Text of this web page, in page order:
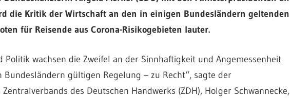
die Kritik der Wirtschaft an den in einigen Bundesländern geltenden
für Reisende aus Corona-Risikogebieten lauter.
Politik wachsen die Zweifel an der Sinnhaftigkeit und Angemessenheit
Bundesländern gültigen Regelung – zu Recht“, sagte der
des Deutschen Handwerks (ZDH), Holger Schwannecke,